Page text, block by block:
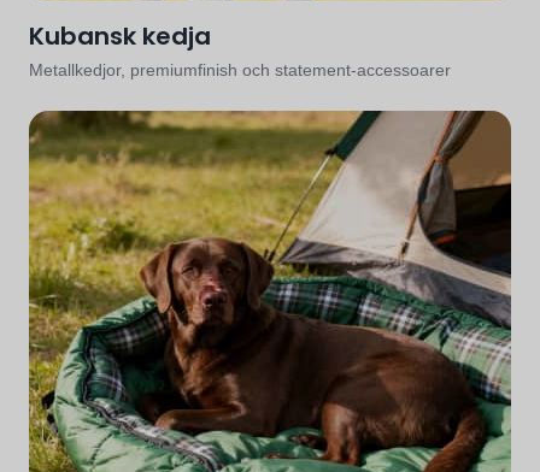
Kubansk kedja
Metallkedjor, premiumfinish och statement-accessoarer